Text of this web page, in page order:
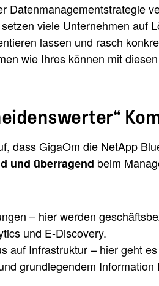
Datenmanagementstrategie
viele Unternehmen auf
lassen und rasch
wie Ihres können mit
dass GigaOm die NetApp
und überragend beim
– hier werden
und E-Discovery.
auf Infrastruktur – hier geht
grundlegendem